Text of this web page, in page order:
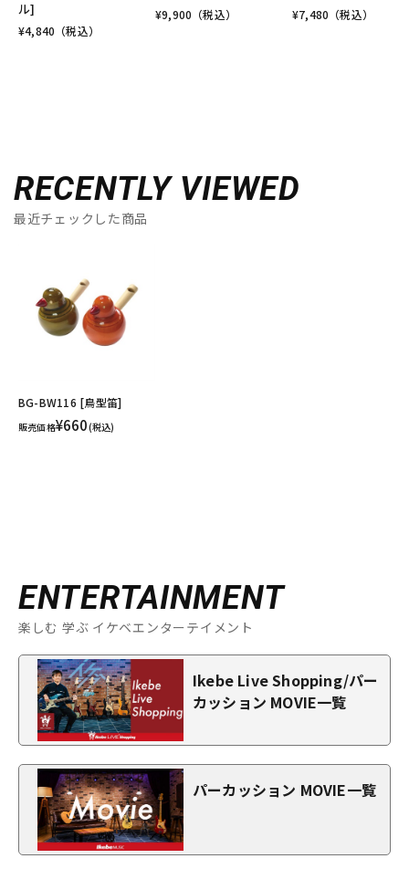
ル]
¥4,840 （税込）
¥9,900 （税込） ¥7,480 （税込）
RECENTLY VIEWED
最近チェックした商品
BG-BW116 [鳥型笛]
販売価格¥660(税込)
ENTERTAINMENT
楽しむ 学ぶ イケベエンターテイメント
Ikebe Live Shopping/パー
カッション MOVIE一覧
パーカッション MOVIE一覧